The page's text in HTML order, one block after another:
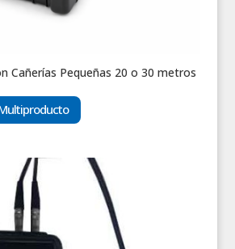
Cañerías Pequeñas 20 o 30 metros